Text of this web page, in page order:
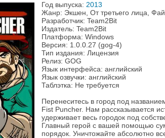
Год выпуска: 2013
Жанр: Экшен, От третьего лица,
Разработчик: Team2Bit
Издатель: Team2Bit
Платформа: Windows
Версия: 1.0.0.27 (gog-4)
Тип издания: Лицензия
Релиз: GOG
Язык интерфейса: английский
Язык озвучки: английский
Таблэтка: Не требуется
Перенеситесь в город под
Fist Puncher. Нам рассказывается
удерживает весь городок под
Главный герой с вашей помощью
порядок. Уничтожайте абсолютно